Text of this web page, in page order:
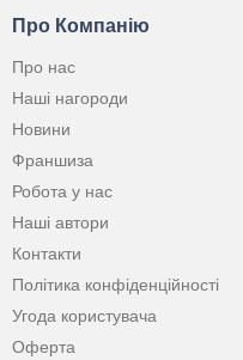
Про Компанію
Про нас
Наші нагороди
Новини
Франшиза
Робота у нас
Наші автори
Контакти
Політика конфіденційності
Угода користувача
Оферта